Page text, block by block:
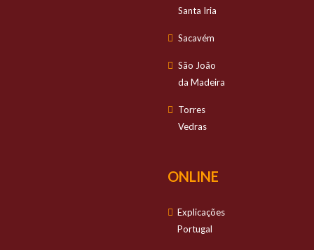
Santa Iria
Sacavém
São João
da Madeira
Torres
Vedras
ONLINE
Explicações
Portugal